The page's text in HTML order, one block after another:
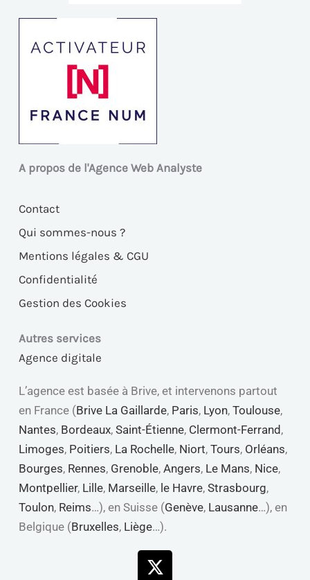
A propos de l'Agence Web Analyste
Contact
Qui sommes-nous ?
Mentions légales & CGU
Confidentialité
Gestion des Cookies
Autres services
Agence digitale
L’agence est basée à Brive, et intervenons partout
en France (Brive La Gaillarde, Paris, Lyon, Toulouse,
Nantes, Bordeaux, Saint-Étienne, Clermont-Ferrand,
Limoges, Poitiers, La Rochelle, Niort, Tours, Orléans,
Bourges, Rennes, Grenoble, Angers, Le Mans, Nice,
Montpellier, Lille, Marseille, le Havre, Strasbourg,
Toulon, Reims…), en Suisse (Genève, Lausanne…), en
Belgique (Bruxelles, Liège…).
X-
twitter
Linkedin
Youtube
Facebook